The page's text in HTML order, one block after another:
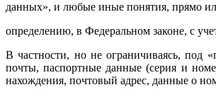
данных», и любые иные понятия, прямо
определению, в Федеральном законе, с
В частности, но не ограничиваясь, под
почты, паспортные данные (серия и
нахождения, почтовый адрес, данные о